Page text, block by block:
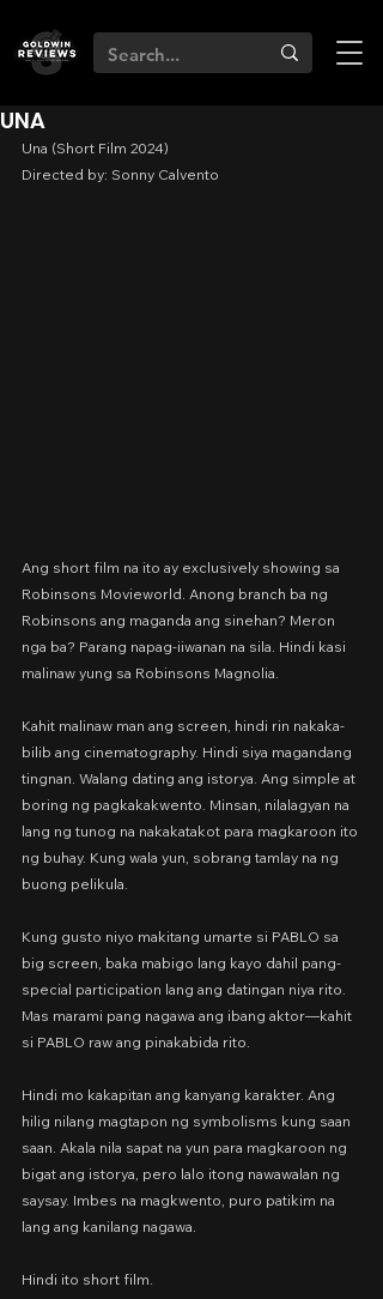
UNA
Una (Short Film 2024)
Directed by: Sonny Calvento
Ang short film na ito ay exclusively showing sa
Robinsons Movieworld. Anong branch ba ng
Robinsons ang maganda ang sinehan? Meron
nga ba? Parang napag-iiwanan na sila. Hindi kasi
malinaw yung sa Robinsons Magnolia.
Kahit malinaw man ang screen, hindi rin nakaka-
bilib ang cinematography. Hindi siya magandang
tingnan. Walang dating ang istorya. Ang simple at
boring ng pagkakakwento. Minsan, nilalagyan na
lang ng tunog na nakakatakot para magkaroon ito
ng buhay. Kung wala yun, sobrang tamlay na ng
buong pelikula.
Kung gusto niyo makitang umarte si PABLO sa
big screen, baka mabigo lang kayo dahil pang-
special participation lang ang datingan niya rito.
Mas marami pang nagawa ang ibang aktor—kahit
si PABLO raw ang pinakabida rito.
Hindi mo kakapitan ang kanyang karakter. Ang
hilig nilang magtapon ng symbolisms kung saan
saan. Akala nila sapat na yun para magkaroon ng
bigat ang istorya, pero lalo itong nawawalan ng
saysay. Imbes na magkwento, puro patikim na
lang ang kanilang nagawa.
Hindi ito short film.